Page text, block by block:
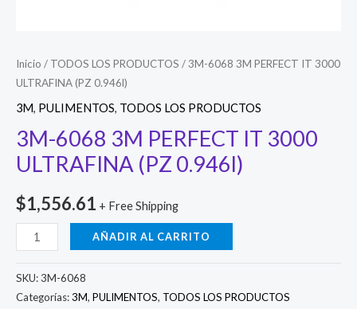
Inicio / TODOS LOS PRODUCTOS / 3M-6068 3M PERFECT IT 3000
ULTRAFINA (PZ 0.946l)
3M, PULIMENTOS, TODOS LOS PRODUCTOS
3M-6068 3M PERFECT IT 3000
ULTRAFINA (PZ 0.946l)
$1,556.61 + Free Shipping
3M-
6068
3M
PERFECT
AÑADIR AL CARRITO
SKU:3M-6068
Categorías:3M, PULIMENTOS, TODOS LOS PRODUCTOS